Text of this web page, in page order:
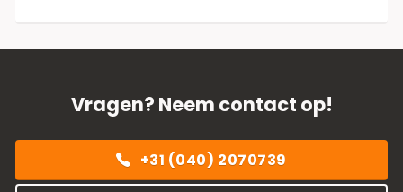
Vragen? Neem contact op!
+31 (040) 2070739